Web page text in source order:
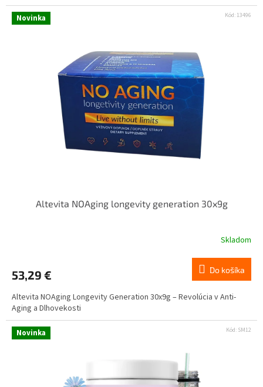
Novinka
Altevita NOAging longevity generation 30x9g
Skladom
53,29 € Do košíka
Altevita NOAging Longevity Generation 30x9g – Revolúcia v Anti-
Aging a Dlhovekosti
Kód: 13496
Novinka Kód: SM12